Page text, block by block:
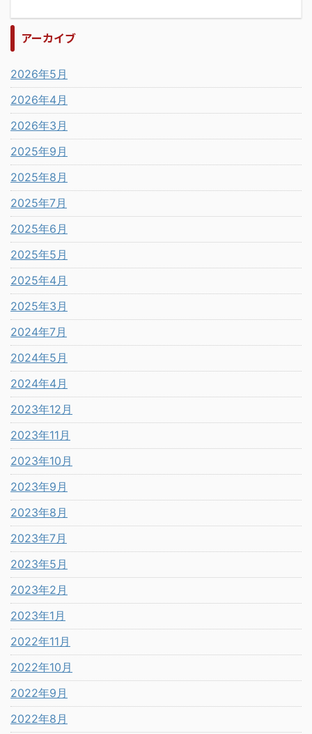
アーカイブ
2026年5月
2026年4月
2026年3月
2025年9月
2025年8月
2025年7月
2025年6月
2025年5月
2025年4月
2025年3月
2024年7月
2024年5月
2024年4月
2023年12月
2023年11月
2023年10月
2023年9月
2023年8月
2023年7月
2023年5月
2023年2月
2023年1月
2022年11月
2022年10月
2022年9月
2022年8月